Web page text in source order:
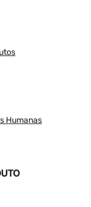
Humanas